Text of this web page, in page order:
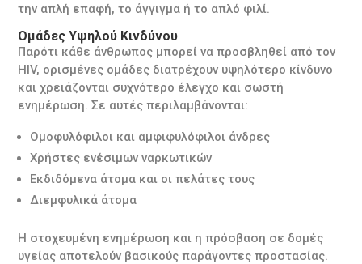
την απλή επαφή, το άγγιγμα ή το απλό φιλί.
Ομάδες Υψηλού Κινδύνου
Παρότι κάθε άνθρωπος μπορεί να προσβληθεί από τον
HIV, ορισμένες ομάδες διατρέχουν υψηλότερο κίνδυνο
και χρειάζονται συχνότερο έλεγχο και σωστή
ενημέρωση. Σε αυτές περιλαμβάνονται:
Ομοφυλόφιλοι και αμφιφυλόφιλοι άνδρες
Χρήστες ενέσιμων ναρκωτικών
Εκδιδόμενα άτομα και οι πελάτες τους
Διεμφυλικά άτομα
Η στοχευμένη ενημέρωση και η πρόσβαση σε δομές
υγείας αποτελούν βασικούς παράγοντες προστασίας.